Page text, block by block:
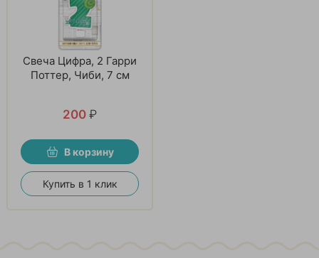
Свеча Цифра, 2 Гарри
Поттер, Чиби, 7 см
200 ₽
В корзину
Купить в 1 клик